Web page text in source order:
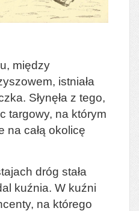
między
istniała
Słynęła z tego,
targowy, na którym
na całą okolicę
dróg stała
kuźnia. W kuźni
na którego